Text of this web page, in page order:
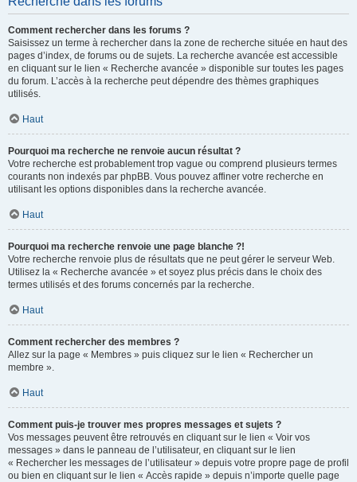
Comment rechercher dans les forums ?
Saisissez un terme à rechercher dans la zone de recherche située en haut des
pages d’index, de forums ou de sujets. La recherche avancée est accessible
en cliquant sur le lien « Recherche avancée » disponible sur toutes les pages
du forum. L’accès à la recherche peut dépendre des thèmes graphiques
utilisés.
Haut
Pourquoi ma recherche ne renvoie aucun résultat ?
Votre recherche est probablement trop vague ou comprend plusieurs termes
courants non indexés par phpBB. Vous pouvez affiner votre recherche en
utilisant les options disponibles dans la recherche avancée.
Haut
Pourquoi ma recherche renvoie une page blanche ?!
Votre recherche renvoie plus de résultats que ne peut gérer le serveur Web.
Utilisez la « Recherche avancée » et soyez plus précis dans le choix des
termes utilisés et des forums concernés par la recherche.
Haut
Comment rechercher des membres ?
Allez sur la page « Membres » puis cliquez sur le lien « Rechercher un
membre ».
Haut
Comment puis-je trouver mes propres messages et sujets ?
Vos messages peuvent être retrouvés en cliquant sur le lien « Voir vos
messages » dans le panneau de l’utilisateur, en cliquant sur le lien
« Rechercher les messages de l’utilisateur » depuis votre propre page de profil
ou bien en cliquant sur le lien « Accès rapide » depuis n’importe quelle page